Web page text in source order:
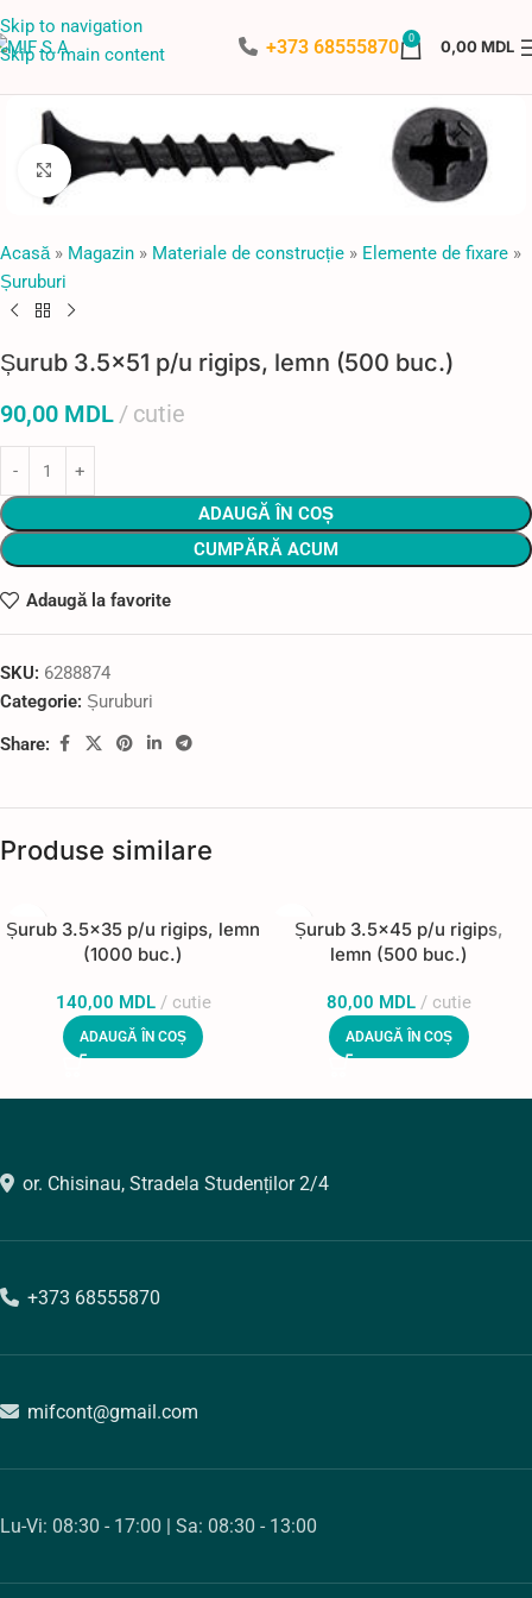
Skip to navigation
Skip to main content
+373 68555870 0 0,00MDL
Faceți click pentru a mări
Acasă» Magazin » Materiale de construcție » Elemente de fixare »
Șuruburi
Șurub 3.5×51 p/u rigips, lemn (500 buc.)
90,00 MDL cutie
ADAUGĂ ÎN COȘ
CUMPĂRĂ ACUM
Adaugă la favorite
SKU: 6288874
Categorie: Șuruburi
Share:
Produse similare
Șurub 3.5×35 p/u rigips, lemn
(1000 buc.)
140,00 MDL cutie
ADAUGĂ ÎN COȘ
Șurub 3.5×45 p/u rigips,
lemn (500 buc.)
80,00 MDL cutie
ADAUGĂ ÎN COȘ
or. Chisinau, Stradela Studenților 2/4
+373 68555870
mifcont@gmail.com
Lu-Vi: 08:30 - 17:00 | Sa: 08:30 - 13:00